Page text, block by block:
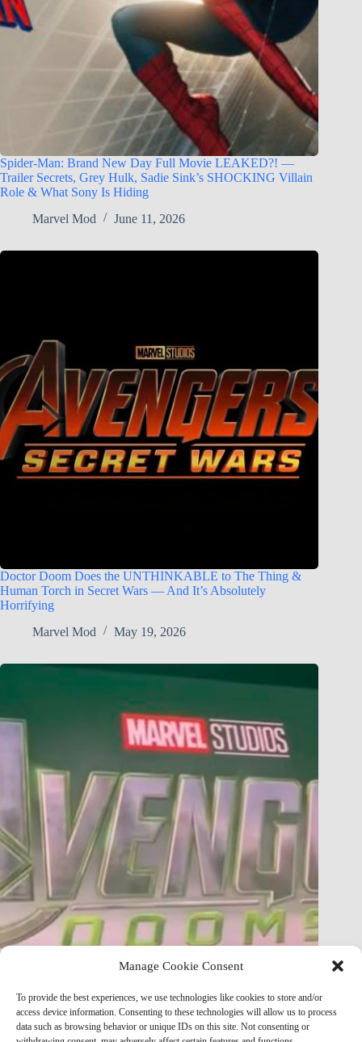
Manage Cookie Consent
To provide the best experiences, we use technologies like cookies to store and/or
access device information. Consenting to these technologies will allow us to process
data such as browsing behavior or unique IDs on this site. Not consenting or
Spider-Man: Brand New Day Full Movie LEAKED?! —
Trailer Secrets, Grey Hulk, Sadie Sink’s SHOCKING Villain
Role & What Sony Is Hiding
Marvel Mod
June 11, 2026
Doctor Doom Does the UNTHINKABLE to The Thing &
Human Torch in Secret Wars — And It’s Absolutely
Horrifying
Marvel Mod
May 19, 2026
Breakdown & Analysis
Marvel Mod
May 8, 2026